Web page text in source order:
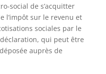
social de s’acquitter
l’impôt sur le revenu et
sociales par le
qui peut être
auprès de